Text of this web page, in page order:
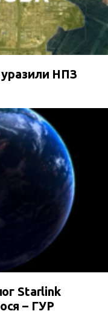
уразили НПЗ
Starlink
– ГУР